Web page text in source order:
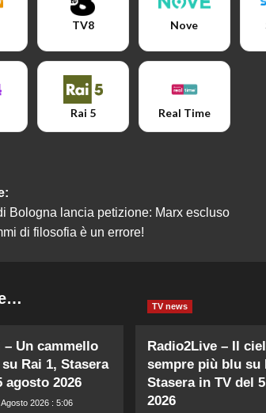
TV8 Nove
Rai 5 Real Time
Bologna lancia petizione: Marx escluso
di filosofia è un errore!
– Un cammello
Rai 1, Stasera
agosto 2026
2026 : 5:06
TV news
Radio2Live – Il
sempre più blu su
Stasera in TV del
2026